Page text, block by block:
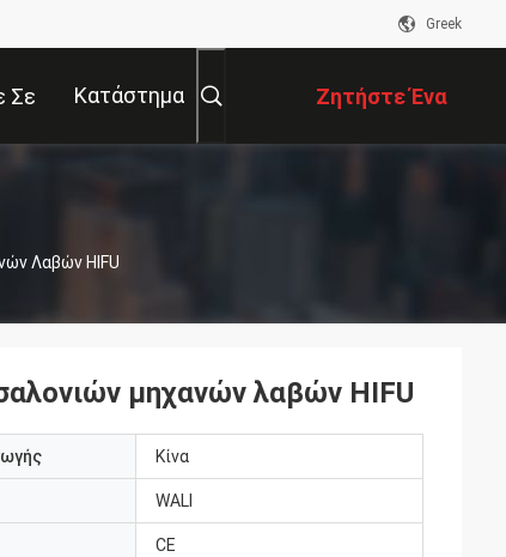
Greek
Σε Κατάστημα Ζητήστε Ένα
Απόσπασμα
Λαβών HIFU
μηχανών λαβών HIFU
Κίνα
WALI
CE